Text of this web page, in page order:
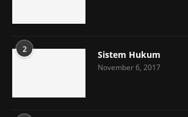
2 Sistem Hukum
November 6, 2017